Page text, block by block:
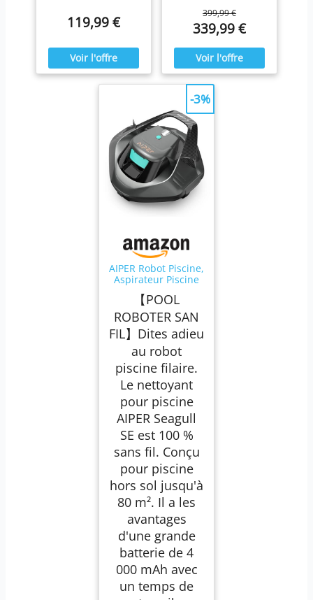
119,99 € 399,99 €
339,99 €
AIPER Robot Piscine,
Aspirateur Piscine
pour 90 Minutes
D'autonomie,
Nettoyeur de
Piscine avec Deux
Moteurs
D'entraînement,
Robot de Piscine
sans Fil Parfait pour
Piscines Jusqu'à 80
m²
【POOL
ROBOTER SAN
FIL】Dites adieu
au robot
piscine filaire.
Le nettoyant
pour piscine
AIPER Seagull
SE est 100 %
sans fil. Conçu
pour piscine
hors sol jusqu'à
80 m². Il a les
avantages
d'une grande
batterie de 4
000 mAh avec
un temps de
-3%